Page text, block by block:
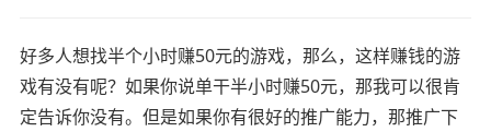
好多人想找半个小时赚50元的游戏，那么，这样赚钱的游
戏有没有呢？如果你说单干半小时赚50元，那我可以很肯
定告诉你没有。但是如果你有很好的推广能力，那推广下